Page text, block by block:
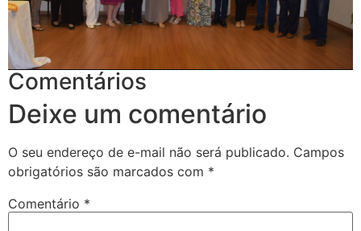
Comentários
Deixe um comentário
O seu endereço de e-mail não será publicado. Campos
obrigatórios são marcados com *
Comentário *